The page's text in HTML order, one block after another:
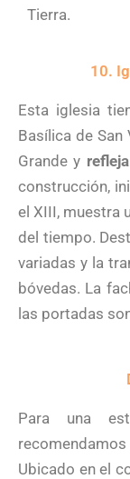
Tierra.
10.
Esta iglesia
Basílica de San
Grande y
construcción,
el XIII, muestra
del tiempo.
variadas y la
bóvedas. La
las portadas
Para una
Ubicado en el